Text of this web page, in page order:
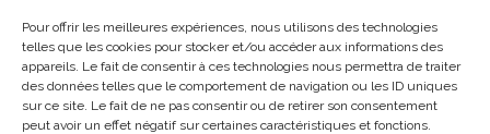
Pour offrir les meilleures expériences, nous utilisons des technologies
telles que les cookies pour stocker et/ou accéder aux informations des
appareils. Le fait de consentir à ces technologies nous permettra de traiter
des données telles que le comportement de navigation ou les ID uniques
sur ce site. Le fait de ne pas consentir ou de retirer son consentement
peut avoir un effet négatif sur certaines caractéristiques et fonctions.
neurological, respiratory, digestive….). More than 50 %
of the patients suffering from PASC experience
thoracic symptoms, such as dyspnea, thoracic pain, or
tightness, cough. There is no experimental study about
benefits of osteopathic medicine on PASC.